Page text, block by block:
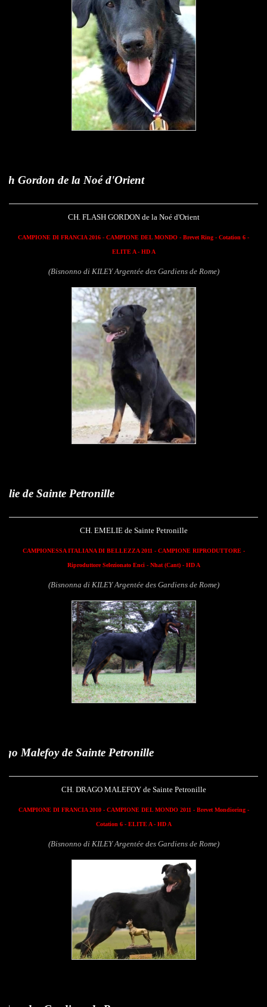
de la Noé d'Orient
CH. FLASH GORDON de la Noé d'Orient
CAMPIONE DI FRANCIA 2016 - CAMPIONE DEL MONDO - Brevet Ring - Cotation 6 -
ELITE A - HD A
(Bisnonno di KILEY Argentée des Gardiens de Rome)
Petronille
CH. EMELIE de Sainte Petronille
CAMPIONESSA ITALIANA DI BELLEZZA 2011 - CAMPIONE RIPRODUTTORE -
Riproduttore Selezionato Enci - Nhat (Cant) - HD A
(Bisnonna di KILEY Argentée des Gardiens de Rome)
de Sainte Petronille
CH. DRAGO MALEFOY de Sainte Petronille
CAMPIONE DI FRANCIA 2010 - CAMPIONE DEL MONDO 2011 - Brevet Mondioring -
Cotation 6 - ELITE A - HD A
(Bisnonno di KILEY Argentée des Gardiens de Rome)